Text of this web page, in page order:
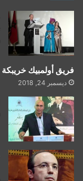
فريق أولمبيك خريبكة ٠٠٠الإدمان على الهزيمة
ديسمبر 24, 2018